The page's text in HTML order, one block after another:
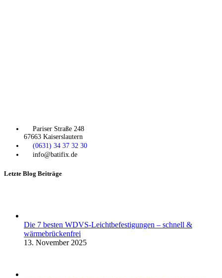
Pariser Straße 248
67663 Kaiserslautern
(0631) 34 37 32 30
info@batifix.de
Letzte Blog Beiträge
Die 7 besten WDVS-Leichtbefestigungen – schnell &
wärmebrückenfrei
13. November 2025